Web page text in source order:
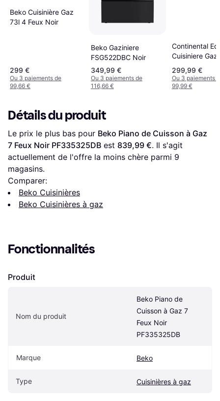
Beko Cuisinière Gaz
73l 4 Feux Noir
299 €
Ou 3 paiements de
99,66 €
Beko Gaziniere
FSG522DBC Noir
349,99 €
Ou 3 paiements de
116,66 €
Continental
Cuisiniere Gaz
CECG60FCB1
299,99 €
Ou 3 paiements
99,99 €
Détails du produit
Le prix le plus bas pour Beko Piano de Cuisson à Gaz
7 Feux Noir PF335325DB est 839,99 €. Il s'agit
actuellement de l'offre la moins chère parmi 9
magasins.
Comparer:
Beko Cuisinières
Beko Cuisinières à gaz
Fonctionnalités
Produit
Nom du produit
Beko Piano de
Cuisson à Gaz 7
Feux Noir
PF335325DB
Marque Beko
Type Cuisinières à gaz